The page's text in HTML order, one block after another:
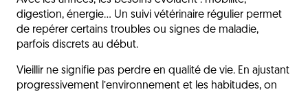
digestion, énergie… Un suivi vétérinaire régulier permet
de repérer certains troubles ou signes de maladie,
parfois discrets au début.
Vieillir ne signifie pas perdre en qualité de vie. En ajustant
progressivement l’environnement et les habitudes, on